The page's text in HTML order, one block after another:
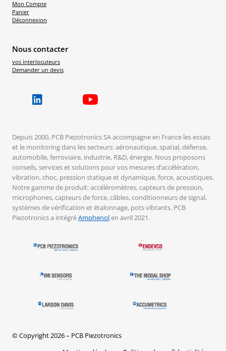
Mon Compte
Panier
Déconnexion
Nous contacter
vos interlocuteurs
Demander un devis
Depuis 2000, PCB Piezotronics SA accompagne en France les essais
et le monitoring dans les secteurs: aéronautique, spatial, défense,
automobile, ferroviaire, industrie, R&D, énergie. Nous proposons
conseils, services et solutions pour vos mesures d’accélération,
vibration, choc, pression statique et dynamique, force, acoustiques.
Notre gamme de produit: accéléromètres, capteurs de pression,
microphones, capteurs de force, câbles, conditionneurs de signal,
systèmes de vérification et étalonnage, pots vibrants. PCB
Piezotronics a intégréAmphenolen avril 2021.
© Copyright 2026 – PCB Piezotronics